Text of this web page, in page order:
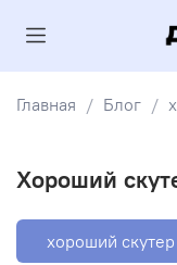
Главная Блог
хороший
хороший скутер